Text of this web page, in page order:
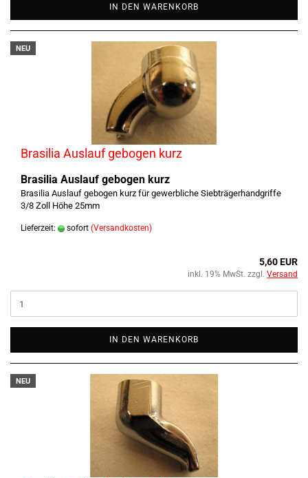
IN DEN WARENKORB
NEU
Brasilia Auslauf gebogen kurz
Brasilia Auslauf gebogen kurz
Brasilia Auslauf gebogen kurz für gewerbliche Siebträgerhandgriffe
3/8 Zoll Höhe 25mm
Lieferzeit: sofort (Versandkosten)
5,60 EUR
inkl. 19% MwSt. zzgl. Versand
IN DEN WARENKORB
NEU